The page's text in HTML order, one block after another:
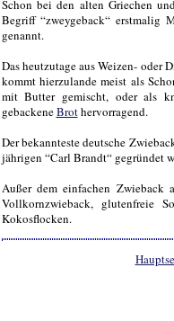
Schon bei den alten Griechen
Begriff “zweygeback“ erstmalig
genannt.
Das heutzutage aus Weizen-
kommt hierzulande meist als
mit Butter gemischt, oder als
gebackeneBrothervorragend.
Der bekannteste deutsche
jährigen “Carl Brandt“ gegründet
Außer dem einfachen Zwieback
Vollkornzwieback, glutenfreie
Kokosflocken.